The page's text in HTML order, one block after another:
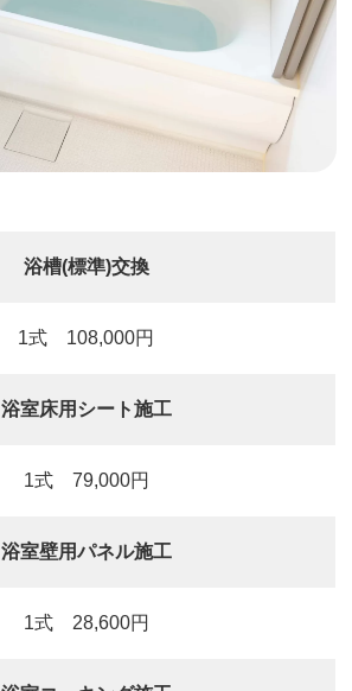
浴槽(標準)交換
1式 108,000円
浴室床用シート施工
1式 79,000円
浴室壁用パネル施工
1式 28,600円